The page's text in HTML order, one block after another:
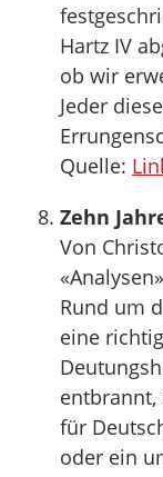
Hartz IV
ob wir
Jeder
Quelle:
Zehn
Von
Rund um
eine
entbrannt,
für
oder ein